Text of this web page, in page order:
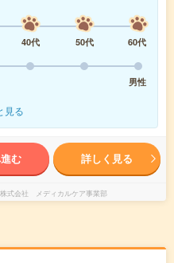
40代 50代
60代
男性
見る
む 詳しく見る
式会社 メディカルケア事業部